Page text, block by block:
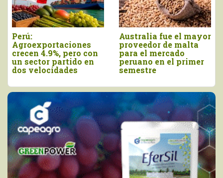
Perú:
Agroexportaciones
crecen 4.9%, pero con
un sector partido en
dos velocidades
Australia fue el mayor
proveedor de malta
para el mercado
peruano en el primer
semestre